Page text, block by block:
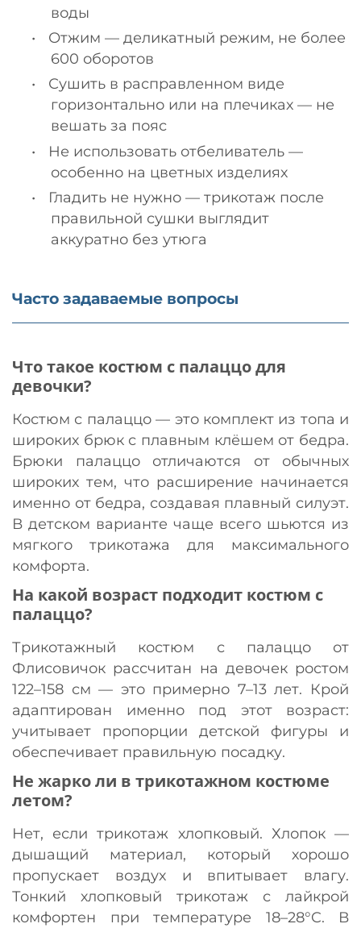
воды
•
Отжим — деликатный режим, не более
600 оборотов
•
Сушить в расправленном виде
горизонтально или на плечиках — не
вешать за пояс
•
Не использовать отбеливатель —
особенно на цветных изделиях
•
Гладить не нужно — трикотаж после
правильной сушки выглядит
аккуратно без утюга
Часто задаваемые вопросы
Что такое костюм с палаццо для
девочки?
Костюм с палаццо — это комплект из топа и
широких брюк с плавным клёшем от бедра.
Брюки палаццо отличаются от обычных
широких тем, что расширение начинается
именно от бедра, создавая плавный силуэт.
В детском варианте чаще всего шьются из
мягкого трикотажа для максимального
комфорта.
На какой возраст подходит костюм с
палаццо?
Трикотажный костюм с палаццо от
Флисовичок рассчитан на девочек ростом
122–158 см — это примерно 7–13 лет. Крой
адаптирован именно под этот возраст:
учитывает пропорции детской фигуры и
обеспечивает правильную посадку.
Не жарко ли в трикотажном костюме
летом?
Нет, если трикотаж хлопковый. Хлопок —
дышащий материал, который хорошо
пропускает воздух и впитывает влагу.
Тонкий хлопковый трикотаж с лайкрой
комфортен при температуре 18–28°C. В